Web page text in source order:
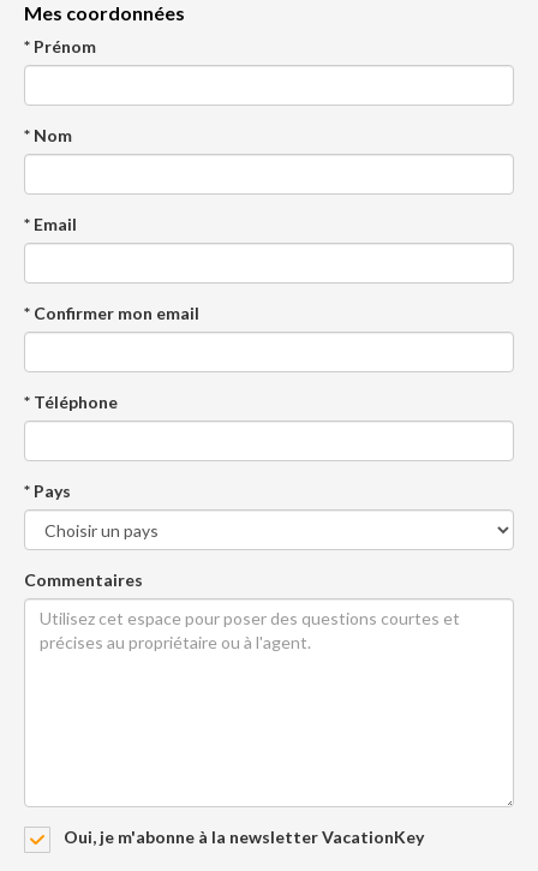
Mes coordonnées
* Prénom
* Nom
* Email
* Confirmer mon email
* Téléphone
* Pays
Commentaires
Oui, je m'abonne à la newsletter VacationKey